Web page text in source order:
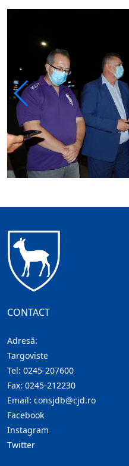
CONTACT
Adresă:
Targoviste
Tel: 0245-207600
Fax: 0245-212230
Email: consjdb@cjd.ro
Facebook
Instagram
Twitter